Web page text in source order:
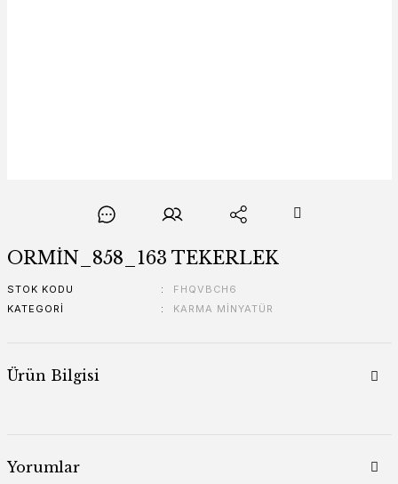
ORMİN_858_163 TEKERLEK
STOK KODU
FHQVBCH6
KATEGORI
KARMA MİNYATÜR
Ürün Bilgisi
Yorumlar